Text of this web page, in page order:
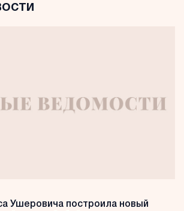
Ушеровича построила новый